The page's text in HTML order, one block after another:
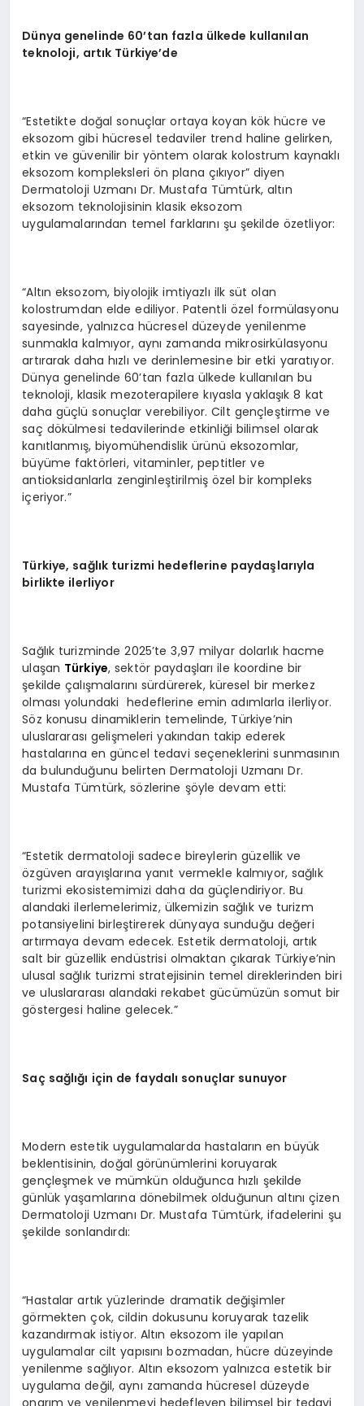
Dünya genelinde 60’tan fazla ülkede kullanılan
teknoloji, artık Türkiye’de
“Estetikte doğal sonuçlar ortaya koyan kök hücre ve
eksozom gibi hücresel tedaviler trend haline gelirken,
etkin ve güvenilir bir yöntem olarak kolostrum kaynaklı
eksozom kompleksleri ön plana çıkıyor” diyen
Dermatoloji Uzmanı Dr. Mustafa Tümtürk, altın
eksozom teknolojisinin klasik eksozom
uygulamalarından temel farklarını şu şekilde özetliyor:
“Altın eksozom, biyolojik imtiyazlı ilk süt olan
kolostrumdan elde ediliyor. Patentli özel formülasyonu
sayesinde, yalnızca hücresel düzeyde yenilenme
sunmakla kalmıyor, aynı zamanda mikrosirkülasyonu
artırarak daha hızlı ve derinlemesine bir etki yaratıyor.
Dünya genelinde 60’tan fazla ülkede kullanılan bu
teknoloji, klasik mezoterapilere kıyasla yaklaşık 8 kat
daha güçlü sonuçlar verebiliyor. Cilt gençleştirme ve
saç dökülmesi tedavilerinde etkinliği bilimsel olarak
kanıtlanmış, biyomühendislik ürünü eksozomlar,
büyüme faktörleri, vitaminler, peptitler ve
antioksidanlarla zenginleştirilmiş özel bir kompleks
içeriyor.”
Türkiye, sağlık turizmi hedeflerine paydaşlarıyla
birlikte ilerliyor
Sağlık turizminde 2025’te 3,97 milyar dolarlık hacme
ulaşan Türkiye, sektör paydaşları ile koordine bir
şekilde çalışmalarını sürdürerek, küresel bir merkez
olması yolundaki hedeflerine emin adımlarla ilerliyor.
Söz konusu dinamiklerin temelinde, Türkiye’nin
uluslararası gelişmeleri yakından takip ederek
hastalarına en güncel tedavi seçeneklerini sunmasının
da bulunduğunu belirten Dermatoloji Uzmanı Dr.
Mustafa Tümtürk, sözlerine şöyle devam etti:
“Estetik dermatoloji sadece bireylerin güzellik ve
özgüven arayışlarına yanıt vermekle kalmıyor, sağlık
turizmi ekosistemimizi daha da güçlendiriyor. Bu
alandaki ilerlemelerimiz, ülkemizin sağlık ve turizm
potansiyelini birleştirerek dünyaya sunduğu değeri
artırmaya devam edecek. Estetik dermatoloji, artık
salt bir güzellik endüstrisi olmaktan çıkarak Türkiye’nin
ulusal sağlık turizmi stratejisinin temel direklerinden biri
ve uluslararası alandaki rekabet gücümüzün somut bir
göstergesi haline gelecek.”
Saç sağlığı için de faydalı sonuçlar sunuyor
Modern estetik uygulamalarda hastaların en büyük
beklentisinin, doğal görünümlerini koruyarak
gençleşmek ve mümkün olduğunca hızlı şekilde
günlük yaşamlarına dönebilmek olduğunun altını çizen
Dermatoloji Uzmanı Dr. Mustafa Tümtürk, ifadelerini şu
şekilde sonlandırdı:
“Hastalar artık yüzlerinde dramatik değişimler
görmekten çok, cildin dokusunu koruyarak tazelik
kazandırmak istiyor. Altın eksozom ile yapılan
uygulamalar cilt yapısını bozmadan, hücre düzeyinde
yenilenme sağlıyor. Altın eksozom yalnızca estetik bir
uygulama değil, aynı zamanda hücresel düzeyde
onarım ve yenilenmeyi hedefleyen bilimsel bir tedavi